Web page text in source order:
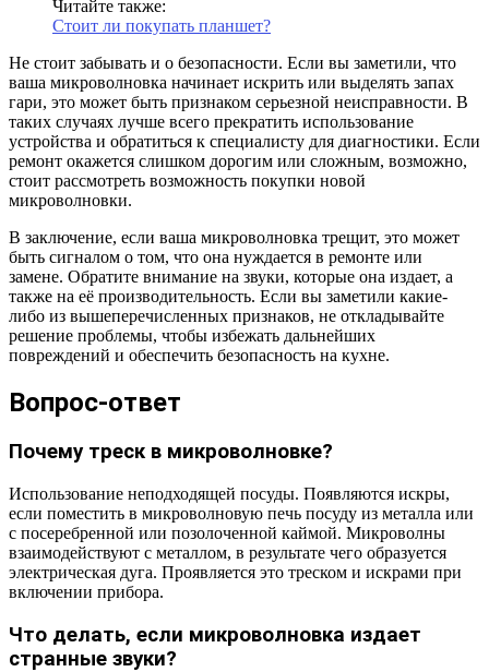
Читайте также:
Стоит ли покупать планшет?
Не стоит забывать и о безопасности. Если вы заметили, что
ваша микроволновка начинает искрить или выделять запах
гари, это может быть признаком серьезной неисправности. В
таких случаях лучше всего прекратить использование
устройства и обратиться к специалисту для диагностики. Если
ремонт окажется слишком дорогим или сложным, возможно,
стоит рассмотреть возможность покупки новой
микроволновки.
В заключение, если ваша микроволновка трещит, это может
быть сигналом о том, что она нуждается в ремонте или
замене. Обратите внимание на звуки, которые она издает, а
также на её производительность. Если вы заметили какие-
либо из вышеперечисленных признаков, не откладывайте
решение проблемы, чтобы избежать дальнейших
повреждений и обеспечить безопасность на кухне.
Вопрос-ответ
Почему треск в микроволновке?
Использование неподходящей посуды. Появляются искры,
если поместить в микроволновую печь посуду из металла или
с посеребренной или позолоченной каймой. Микроволны
взаимодействуют с металлом, в результате чего образуется
электрическая дуга. Проявляется это треском и искрами при
включении прибора.
Что делать, если микроволновка издает
странные звуки?